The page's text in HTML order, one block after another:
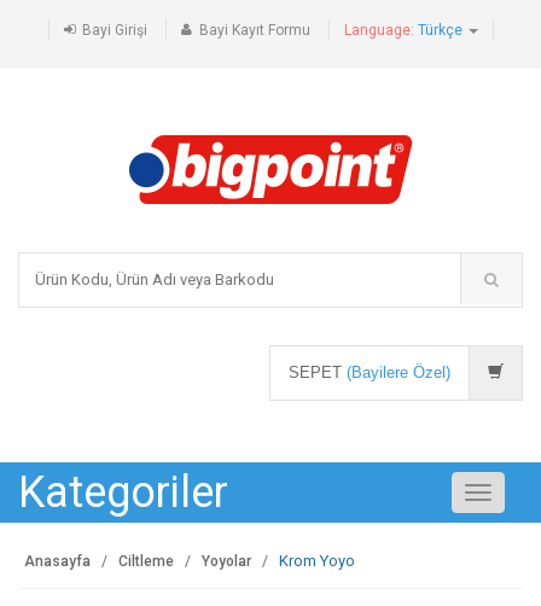
Bayi Girişi Bayi Kayıt Formu Language: Türkçe
SEPET (Bayilere Özel)
Kategoriler
Toggle
Anasayfa Ciltleme Yoyolar Krom Yoyo